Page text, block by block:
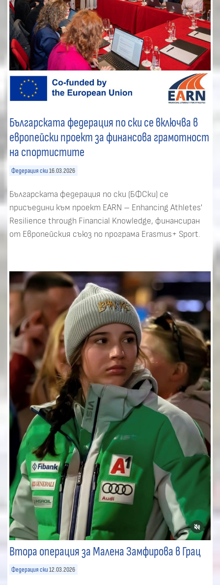
Българската федерация по ски се включва в
европейски проект за финансова грамотност
на спортистите
Федерация ски 16.03.2026
Българската федерация по ски (БФСки) се
присъедини към проект EARN – Enhancing Athletes'
Resilience through Financial Knowledge, финансиран
от Европейския съюз по програма Erasmus+ Sport.
Втора операция за Малена Замфирова в Грац
Федерация ски 12.03.2026